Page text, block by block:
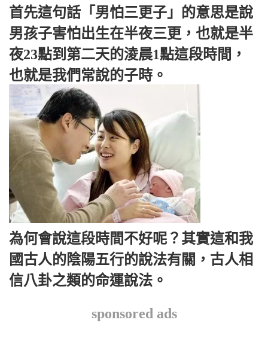
首先這句話「男怕三更子」的意思是說
男孩子害怕出生在半夜三更，也就是半
夜23點到第二天的淩晨1點這段時間，
也就是我們常說的子時。
為何會說這段時間不好呢？其實這和我
國古人的陰陽五行的說法有關，古人相
信八卦之類的命運說法。
sponsored ads